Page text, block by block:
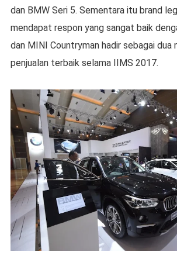
dan BMW Seri 5. Sementara itu brand
mendapat respon yang sangat baik
dan MINI Countryman hadir sebagai dua
penjualan terbaik selama IIMS 2017.